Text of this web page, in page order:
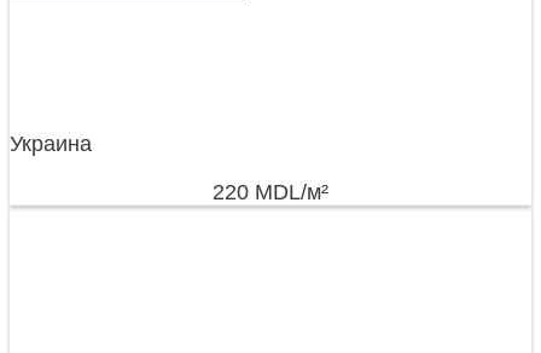
Украина
220 MDL/м²